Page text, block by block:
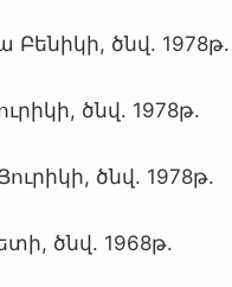
ծնվ. 1978թ.
ծնվ. 1978թ.
ծնվ. 1978թ.
ծնվ. 1968թ.